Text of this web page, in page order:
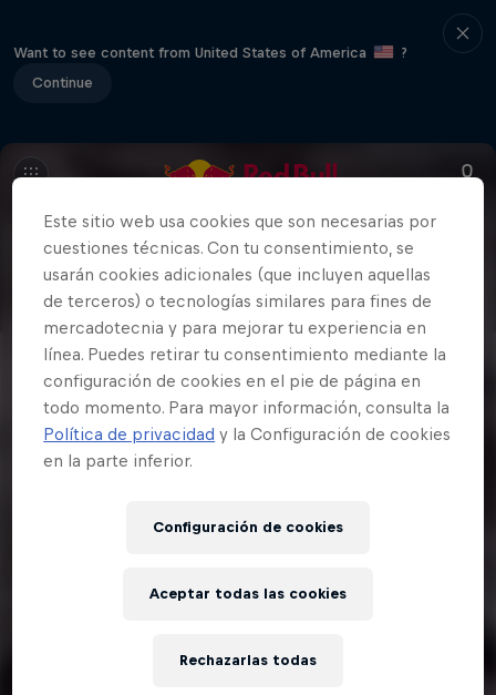
Want to see content from United States of America
?
Continue
Este sitio web usa cookies que son necesarias por
cuestiones técnicas. Con tu consentimiento, se
usarán cookies adicionales (que incluyen aquellas
de terceros) o tecnologías similares para fines de
mercadotecnia y para mejorar tu experiencia en
línea. Puedes retirar tu consentimiento mediante la
configuración de cookies en el pie de página en
todo momento. Para mayor información, consulta la
Política de privacidad y la Configuración de cookies
en la parte inferior.
Configuración de cookies
Rechazarlas todas
Aceptar todas las cookies